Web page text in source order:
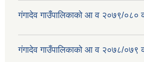
गंगादेव गाउँपालिकाको आ व २०७९/०८०
गंगादेव गाउँपालिकाको आ व २०७८/०७९